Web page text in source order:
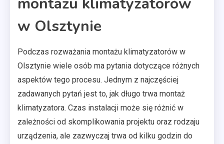
w Olsztynie
Podczas rozważania montażu klimatyzatorów w
Olsztynie wiele osób ma pytania dotyczące różnych
aspektów tego procesu. Jednym z najczęściej
zadawanych pytań jest to, jak długo trwa montaż
klimatyzatora. Czas instalacji może się różnić w
zależności od skomplikowania projektu oraz rodzaju
urządzenia, ale zazwyczaj trwa od kilku godzin do